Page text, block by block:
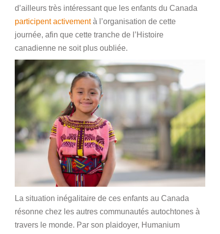
d’ailleurs très intéressant que les enfants du Canada
participent activementà l’organisation de cette
journée, afin que cette tranche de l’Histoire
canadienne ne soit plus oubliée.
La situation inégalitaire de ces enfants au Canada
résonne chez les autres communautés autochtones à
travers le monde. Par son plaidoyer, Humanium